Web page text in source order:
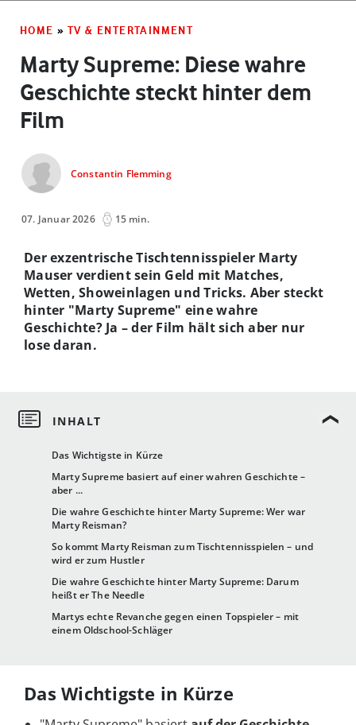
HOME » TV & ENTERTAINMENT
Marty Supreme: Diese wahre
Geschichte steckt hinter dem
Film
Constantin Flemming
07. Januar 2026 15 min.
Das Wichtigste in Kürze
Marty Supreme basiert auf einer wahren Geschichte –
aber ...
Die wahre Geschichte hinter Marty Supreme: Wer war
Marty Reisman?
So kommt Marty Reisman zum Tischtennisspielen – und
wird er zum Hustler
Die wahre Geschichte hinter Marty Supreme: Darum
heißt er The Needle
Martys echte Revanche gegen einen Topspieler – mit
einem Oldschool-Schläger
Der exzentrische Tischtennisspieler Marty
Mauser verdient sein Geld mit Matches,
Wetten, Showeinlagen und Tricks. Aber steckt
hinter "Marty Supreme" eine wahre
Geschichte? Ja – der Film hält sich aber nur
lose daran.
Das Wichtigste in Kürze